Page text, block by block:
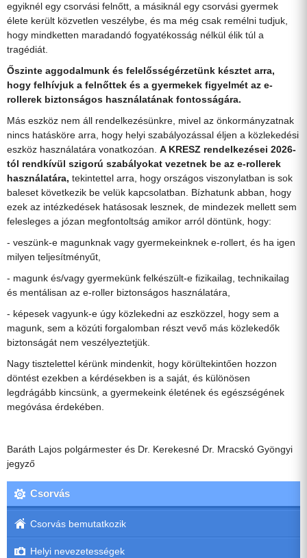
egyiknél egy csorvási felnőtt, a másiknál egy csorvási gyermek
élete került közvetlen veszélybe, és ma még csak remélni tudjuk,
hogy mindketten maradandó fogyatékosság nélkül élik túl a
tragédiát.
Őszinte aggodalmunk és felelősségérzetünk késztet arra,
hogy felhívjuk a felnőttek és a gyermekek figyelmét az e-
rollerek biztonságos használatának fontosságára.
Más eszköz nem áll rendelkezésünkre, mivel az önkormányzatnak
nincs hatásköre arra, hogy helyi szabályozással éljen a közlekedési
eszköz használatára vonatkozóan. A KRESZ rendelkezései 2026-
tól rendkívül szigorú szabályokat vezetnek be az e-rollerek
használatára, tekintettel arra, hogy országos viszonylatban is sok
baleset következik be velük kapcsolatban. Bízhatunk abban, hogy
ezek az intézkedések hatásosak lesznek, de mindezek mellett sem
felesleges a józan megfontoltság amikor arról döntünk, hogy:
- veszünk-e magunknak vagy gyermekeinknek e-rollert, és ha igen
milyen teljesítményűt,
- magunk és/vagy gyermekünk felkészült-e fizikailag, technikailag
és mentálisan az e-roller biztonságos használatára,
- képesek vagyunk-e úgy közlekedni az eszközzel, hogy sem a
magunk, sem a közúti forgalomban részt vevő más közlekedők
biztonságát nem veszélyeztetjük.
Nagy tisztelettel kérünk mindenkit, hogy körültekintően hozzon
döntést ezekben a kérdésekben is a saját, és különösen
legdrágább kincsünk, a gyermekeink életének és egészségének
megóvása érdekében.
Baráth Lajos polgármester és Dr. Kerekesné Dr. Mracskó Gyöngyi
jegyző
Csorvás
Csorvás bemutatkozik
Helyi nevezetességek